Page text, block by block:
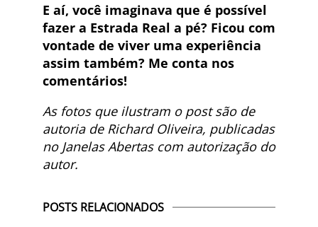
E aí, você imaginava que é possível
fazer a Estrada Real a pé? Ficou com
vontade de viver uma experiência
assim também? Me conta nos
comentários!
As fotos que ilustram o post são de
autoria de Richard Oliveira, publicadas
no Janelas Abertas com autorização do
autor.
POSTS RELACIONADOS